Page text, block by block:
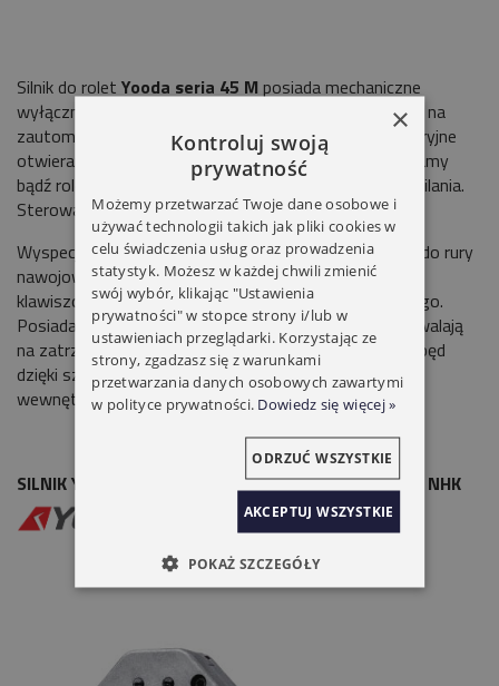
Silnik do rolet Yooda seria 45 Mposiada mechaniczne
wyłączniki krańcowe. Standardowy napęd pozwalający na
zautomatyzowanie pracy rolet. Udźwigdo 55kg
. Awaryjne
otwieranie pozwalające na zwinięcie lub rozwinięcie bramy
bądź rolety przy pomocy korby, w przypadku braku zasilania.
Sterowanie przewodowe.
Wyspecjalizowany silnik radiowy do rolet montowany do rury
nawojowejØ60.Możliwość podłączenia przełącznika
klawiszowego bądź zewnętrznego odbiornika radiowego.
Posiada mechaniczne wyłączniki krańcowe, które pozwalają
na zatrzymanie silnika w ustawionej pozycji rolety. Napęd
dzięki szybkiej pracy można zastosować do rolet
wewnętrznych.
SILNIK YOODA 45 M 40NM AWARYJNE OTWIERANIE NHK
×
Kontroluj swoją
prywatność
Możemy przetwarzać Twoje dane osobowe i
używać technologii takich jak pliki cookies w
celu świadczenia usług oraz prowadzenia
statystyk. Możesz w każdej chwili zmienić
swój wybór, klikając "Ustawienia
prywatności" w stopce strony i/lub w
ustawieniach przeglądarki. Korzystając ze
strony, zgadzasz się z warunkami
przetwarzania danych osobowych zawartymi
w polityce prywatności. Dowiedz się więcej »
AKCEPTUJ WSZYSTKIE
ODRZUĆ WSZYSTKIE
POKAŻ SZCZEGÓŁY